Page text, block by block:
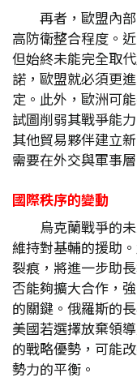
再者，歐盟內
高防衛整合程度。
但始終未能完全取
諾，歐盟就必須更
定。此外，歐洲可
試圖削弱其戰爭能
其他貿易夥伴建立
需要在外交與軍事
國際秩序的變動
烏克蘭戰爭的
維持對基輔的援助
裂痕，將進一步助
否能夠擴大合作，
的關鍵。俄羅斯的
美國若選擇放棄領
的戰略優勢，可能
勢力的平衡。